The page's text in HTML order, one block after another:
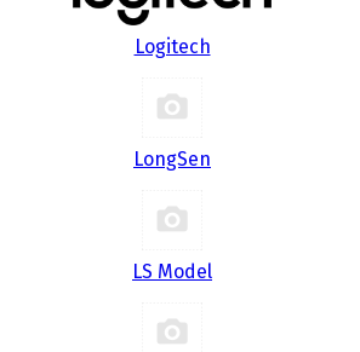
Logitech
LongSen
LS Model